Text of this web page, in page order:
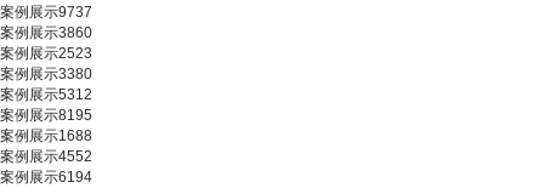
案例展示9737
案例展示3860
案例展示2523
案例展示3380
案例展示5312
案例展示8195
案例展示1688
案例展示4552
案例展示6194